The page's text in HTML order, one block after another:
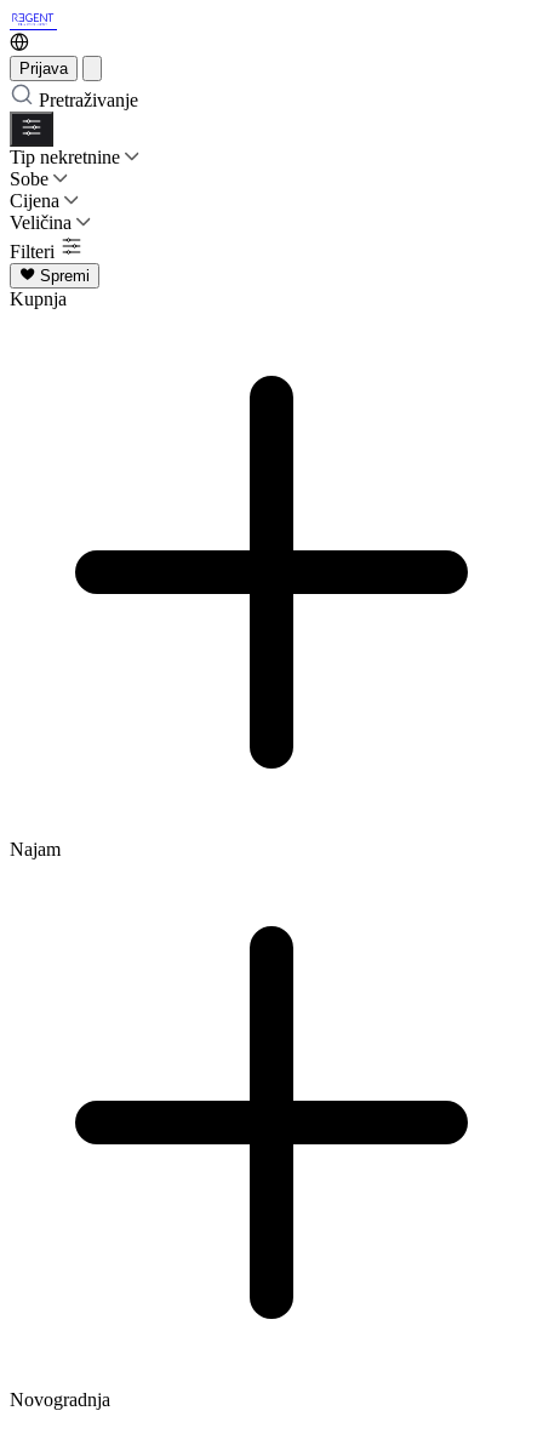
Prijava
Pretraživanje
Tip nekretnine
Sobe
Cijena
Veličina
Filteri
Spremi
Kupnja
Najam
Novogradnja